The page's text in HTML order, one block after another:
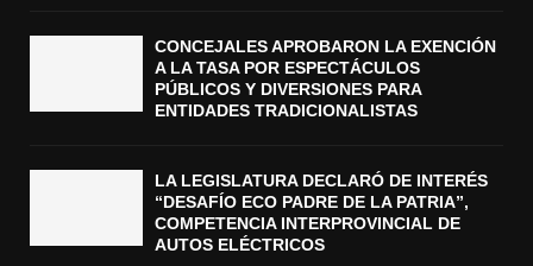
CONCEJALES APROBARON LA EXENCIÓN
A LA TASA POR ESPECTÁCULOS
PÚBLICOS Y DIVERSIONES PARA
ENTIDADES TRADICIONALISTAS
LA LEGISLATURA DECLARÓ DE INTERÉS
“DESAFÍO ECO PADRE DE LA PATRIA”,
COMPETENCIA INTERPROVINCIAL DE
AUTOS ELÉCTRICOS